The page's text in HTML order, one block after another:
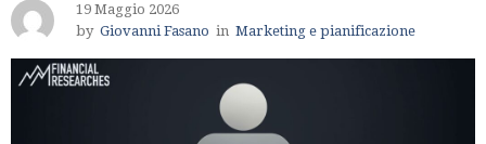
19 Maggio 2026
by Giovanni Fasano in Marketing e pianificazione